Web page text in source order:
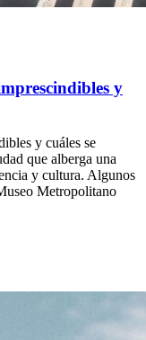
y
y cuáles se
que alberga una
y cultura. Algunos
Metropolitano